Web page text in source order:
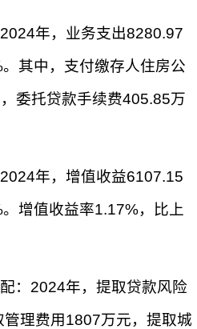
2024年，业务支出8280.97
其中，支付缴存人住房公
委托贷款手续费405.85万
2024年，增值收益6107.15
增值收益率1.17%，比上
：2024年，提取贷款风险
理费用1807万元，提取城